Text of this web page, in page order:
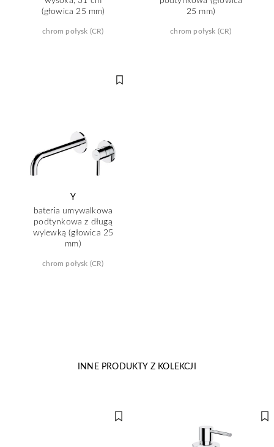
(głowica 25 mm)
chrom połysk (CR)
25 mm)
chrom połysk (CR)
Y
bateria umywalkowa
podtynkowa z długą
wylewką (głowica 25
mm)
chrom połysk (CR)
INNE PRODUKTY Z KOLEKCJI